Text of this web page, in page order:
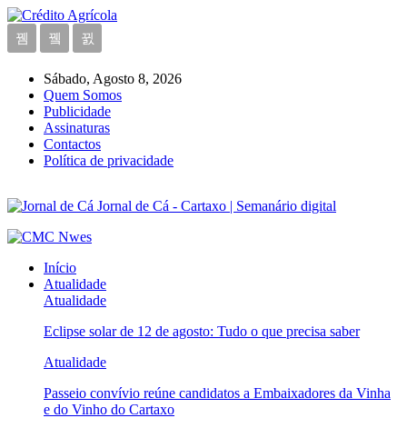
Sábado, Agosto 8, 2026
Quem Somos
Publicidade
Assinaturas
Contactos
Política de privacidade
Jornal de Cá - Cartaxo | Semanário digital
Início
Atualidade
Atualidade
Eclipse solar de 12 de agosto: Tudo o que precisa saber
Atualidade
Passeio convívio reúne candidatos a Embaixadores da Vinha
e do Vinho do Cartaxo